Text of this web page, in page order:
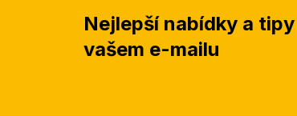
Nejlepší nabídky a
vašem e-mailu